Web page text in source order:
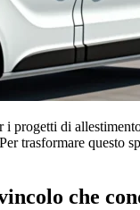
di
trasformare questo
che